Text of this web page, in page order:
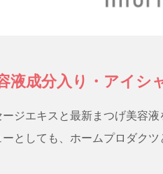
液成分入り・アイシ
ジエキスと最新まつげ美容
としても、ホームプロダク